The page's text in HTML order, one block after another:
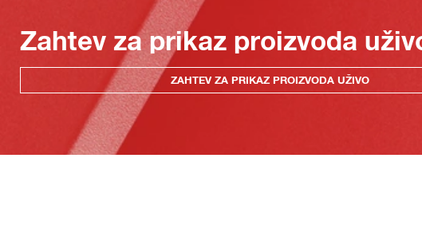
Zahtev za prikaz proizvoda
ZAHTEV ZA PRIKAZ PROIZVODA UŽIVO